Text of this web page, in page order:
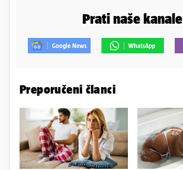
Prati naše kanale
Preporučeni članci